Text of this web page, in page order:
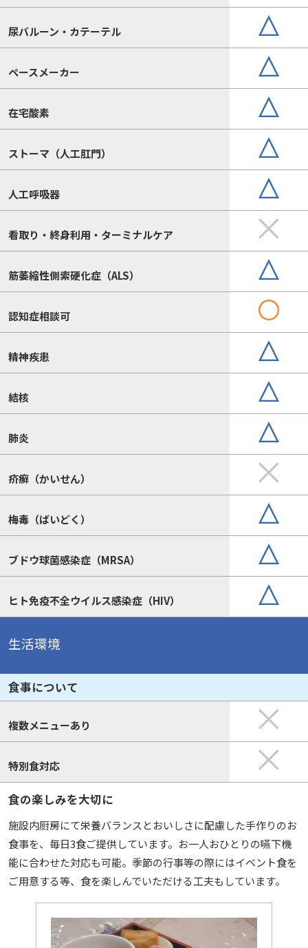
尿バルーン・カテーテル
ペースメーカー
在宅酸素
ストーマ（人工肛門）
人工呼吸器
看取り・終身利用・ターミナルケア
筋萎縮性側索硬化症（ALS）
認知症相談可
精神疾患
結核
肺炎
疥癬（かいせん）
梅毒（ばいどく）
ブドウ球菌感染症（MRSA）
ヒト免疫不全ウイルス感染症（HIV）
生活環境
食事について
複数メニューあり
特別食対応
食の楽しみを大切に
施設内厨房にて栄養バランスとおいしさに配慮した手作りのお
食事を、毎日3食ご提供しています。お一人おひとりの嚥下機
能に合わせた対応も可能。季節の行事等の際にはイベント食を
ご用意する等、食を楽しんでいただける工夫もしています。